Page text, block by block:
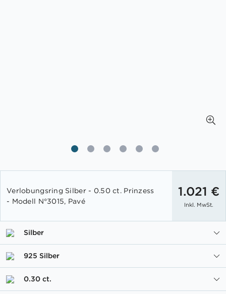
Anfang
der
Bildgalerie
Verlobungsring Silber - 0.50 ct. Prinzess
- Modell N°3015, Pavé
1.021 €
Inkl. MwSt.
Silber
925 Silber
0.30 ct.